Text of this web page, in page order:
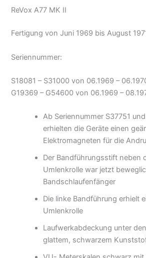
ReVox A77 MK II
Fertigung von Juni 1969 bis August
Seriennummer:
S18081 – S31000 von 06.1969 –
G19369 – G54600 von 06.1969 –
Ab Seriennummer S37751
erhielten die Geräte einen
Elektromagneten für die
Der Bandführungsstift neben
Umlenkrolle war jetzt
Bandschlaufenfänger
Die linke Bandführung erhielt
Umlenkrolle
Laufwerkabdeckung unter
glattem, schwarzem